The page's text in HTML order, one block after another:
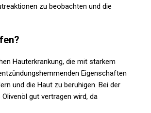
zu beobachten und die
Hauterkrankung, die mit starkem
Eigenschaften
und die Haut zu beruhigen. Bei der
gut vertragen wird, da